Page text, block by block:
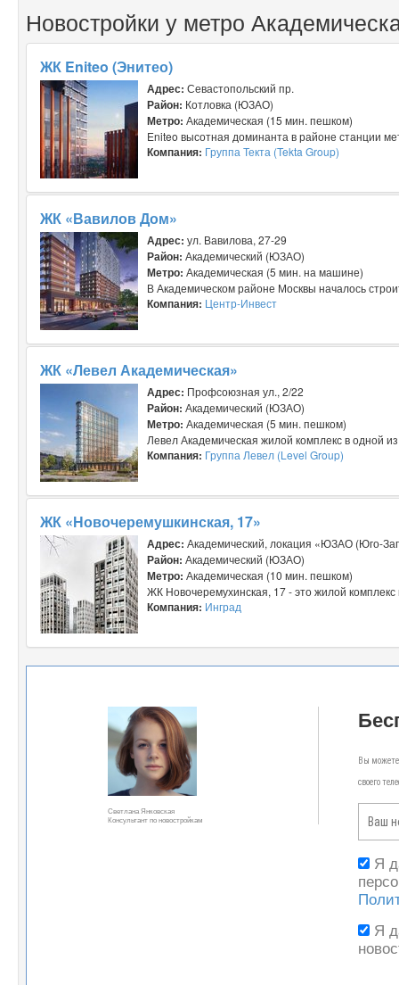
Новостройки у метро
ЖК Eniteo (Энитео)
Адрес: Севастопольский пр.
Район: Котловка (ЮЗАО)
Метро: Академическая (15 мин. пешком)
Eniteo высотная доминанта в районе станции
Компания: Группа Текта (Tekta Group)
ЖК «Вавилов Дом»
Адрес: ул. Вавилова, 27-29
Район: Академический (ЮЗАО)
Метро: Академическая (5 мин. на машине)
В Академическом районе Москвы началось
Компания: Центр-Инвест
ЖК «Левел Академическая»
Адрес: Профсоюзная ул., 2/22
Район: Академический (ЮЗАО)
Метро: Академическая (5 мин. пешком)
Левел Академическая жилой комплекс в одной
Компания: Группа Левел (Level Group)
ЖК «Новочеремушкинская, 17»
Адрес: Академический, локация «ЮЗАО (Юго-
Район: Академический (ЮЗАО)
Метро: Академическая (10 мин. пешком)
ЖК Новочеремухинская, 17 - это жилой
Компания: Инград
Светлана Янковская
Консультант по новостройкам
Вы
своего
Я
Я